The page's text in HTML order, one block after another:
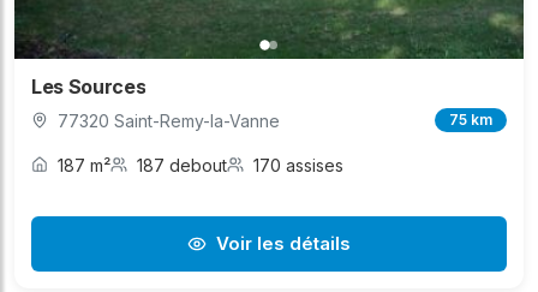
Les Sources
77320 Saint-Remy-la-Vanne 75 km
187 m² 187 debout 170 assises
Voir les détails